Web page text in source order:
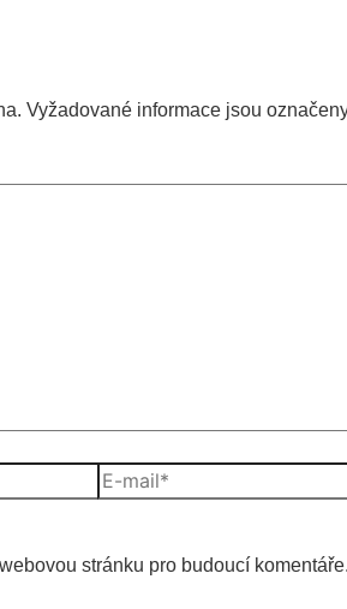
Vyžadované informace jsou
E-
mail*
stránku pro budoucí komentáře.